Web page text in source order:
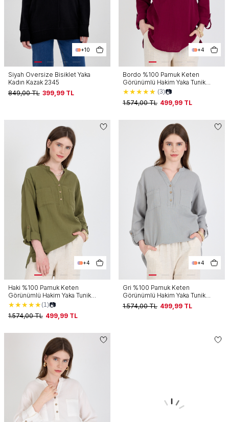
+10
Siyah Oversize Bisiklet Yaka
Kadın Kazak 2345
849,00TL 399,99 TL
+4
Bordo %100 Pamuk Keten
Görünümlü Hakim Yaka Tunik
Gömlek 4698A
★★★★★ (3)📷
1.574,00TL 499,99 TL
+4
Haki %100 Pamuk Keten
Görünümlü Hakim Yaka Tunik
Gömlek 4698A
★★★★★(1)📷
1.574,00TL 499,99 TL
+4
Gri %100 Pamuk Keten
Görünümlü Hakim Yaka Tunik
Gömlek 4698A
1.574,00TL 499,99 TL